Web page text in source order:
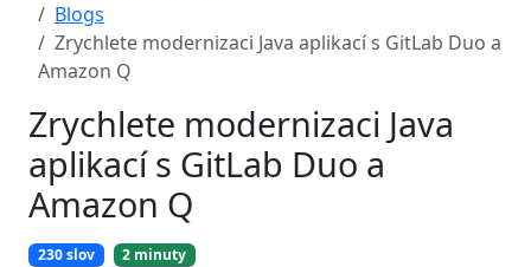
Blogs
Zrychlete modernizaci Java aplikací s GitLab Duo a
Amazon Q
Zrychlete modernizaci Java
aplikací s GitLab Duo a
Amazon Q
230 slov 2 minuty